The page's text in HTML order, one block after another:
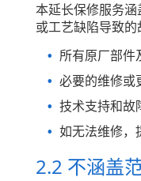
本延长保修服务
或工艺缺陷导致的
所有原厂部件
必要的维修或
技术支持和故
如无法维修，
2.2 不涵盖